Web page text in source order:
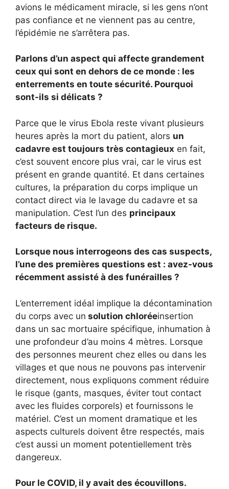
avions le médicament miracle, si les gens n’ont
pas confiance et ne viennent pas au centre,
l’épidémie ne s’arrêtera pas.
Parlons d’un aspect qui affecte grandement
ceux qui sont en dehors de ce monde : les
enterrements en toute sécurité. Pourquoi
sont-ils si délicats ?
Parce que le virus Ebola reste vivant plusieurs
heures après la mort du patient, alors un
cadavre est toujours très contagieux en fait,
c’est souvent encore plus vrai, car le virus est
présent en grande quantité. Et dans certaines
cultures, la préparation du corps implique un
contact direct via le lavage du cadavre et sa
manipulation. C’est l’un des principaux
facteurs de risque.
Lorsque nous interrogeons des cas suspects,
l’une des premières questions est : avez-vous
récemment assisté à des funérailles ?
L’enterrement idéal implique la décontamination
du corps avec un solution chloréeinsertion
dans un sac mortuaire spécifique, inhumation à
une profondeur d’au moins 4 mètres. Lorsque
des personnes meurent chez elles ou dans les
villages et que nous ne pouvons pas intervenir
directement, nous expliquons comment réduire
le risque (gants, masques, éviter tout contact
avec les fluides corporels) et fournissons le
matériel. C’est un moment dramatique et les
aspects culturels doivent être respectés, mais
c’est aussi un moment potentiellement très
dangereux.
Pour le COVID, il y avait des écouvillons.